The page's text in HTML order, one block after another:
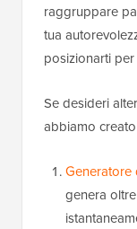
raggruppare
tua
posizionarti
Se desideri
abbiamo
Generatore
genera